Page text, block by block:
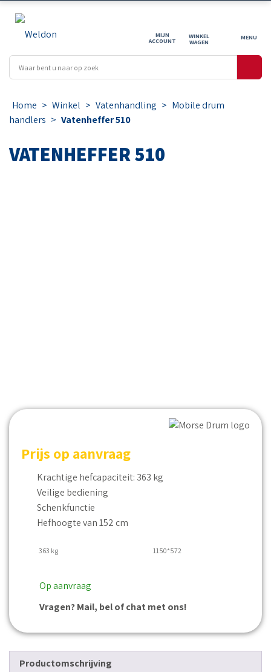
MIJN
ACCOUNT
WINKEL
WAGEN
Home > Winkel > Vatenhandling > Mobile drum
handlers > Vatenheffer 510
VATENHEFFER 510
Prijs op aanvraag
363 kg 1150*572
Op aanvraag
Vragen? Mail, bel of chat met ons!
Krachtige hefcapaciteit: 363 kg
Veilige bediening
Schenkfunctie
Hefhoogte van 152 cm
Productomschrijving